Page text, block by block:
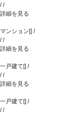
//
詳細を見る
マンション[] /
//
詳細を見る
一戸建て[] /
//
詳細を見る
一戸建て[] /
//